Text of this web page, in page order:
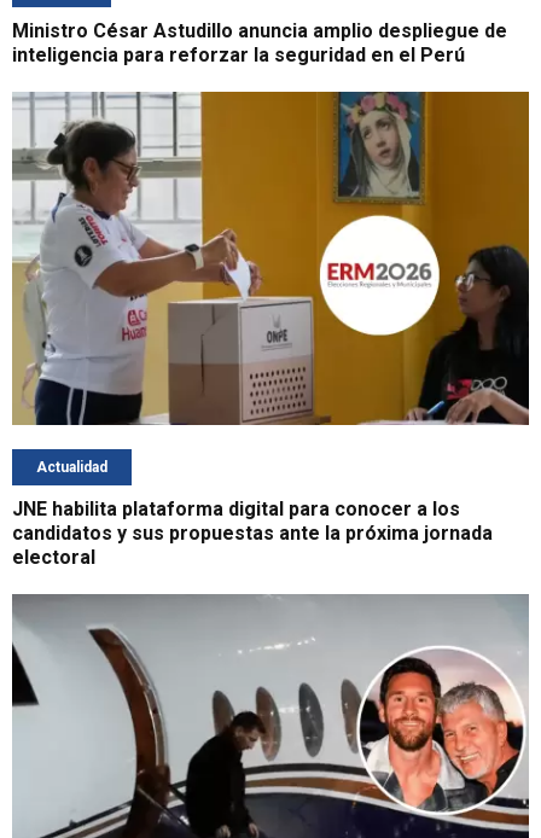
Ministro César Astudillo anuncia amplio despliegue de
inteligencia para reforzar la seguridad en el Perú
Actualidad
JNE habilita plataforma digital para conocer a los
candidatos y sus propuestas ante la próxima jornada
electoral